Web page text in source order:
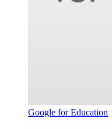
Google for Education